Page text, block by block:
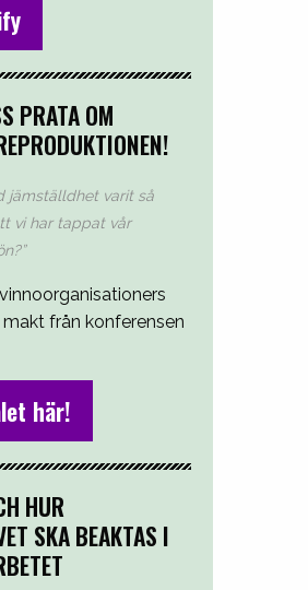
PRATA OM
jämställdhet varit så
vi har tappat vår
från konferensen
här!
HUR
SKA BEAKTAS I